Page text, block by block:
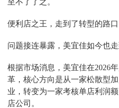
至不了了之。
便利店之王，走到了转型的路口
问题接连暴露，美宜佳如今也
根据市场消息，美宜佳在2026
革，核心方向是从一家松散型
业，转变为一家考核单店利润
店公司。